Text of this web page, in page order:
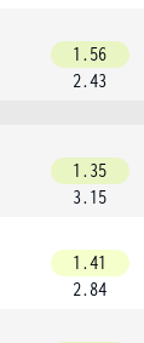
1.56
2.43
1.35
3.15
1.41
2.84